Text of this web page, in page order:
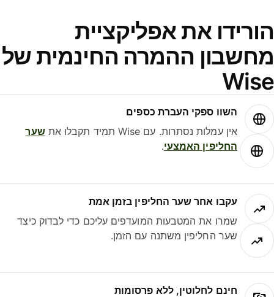
את אפליקציית
ההמרה החינמית של
השוו ספקי העברת כספים
אין עמלות נסתרות. עם Wise תמיד תקבלו את
שער
החליפין האמצעי.
עקבו אחר שער החליפין בזמן אמת
שמרו את המטבעות המועדפים עליכם כדי לבדוק כיצד
שער החליפין משתנה עם הזמן.
חינם לחלוטין, ללא פרסומות